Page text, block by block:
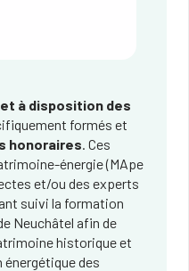
à disposition des
formés et
honoraires. Ces
énergie (MApe
et/ou des experts
suivi la formation
Neuchâtel afin de
historique et
des